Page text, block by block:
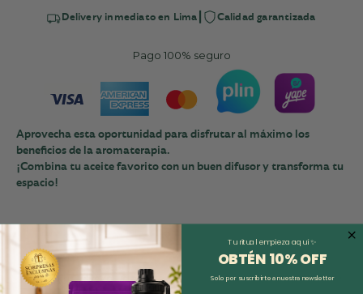
Delivery inmediato en Lima| Calidad garantizada
Pago 100% seguro
Aprovecha esta oportunidad para disfrutar al máximo los
beneficios de la aromaterapia.
¡Combina tu aceite favorito con un buen difusor y transforma tu
espacio!
📌 Cambios y Devoluciones
Tu ritual empieza aquí ✨
OBTÉN 10% OFF
Solo por suscribirte a nuestra newsletter